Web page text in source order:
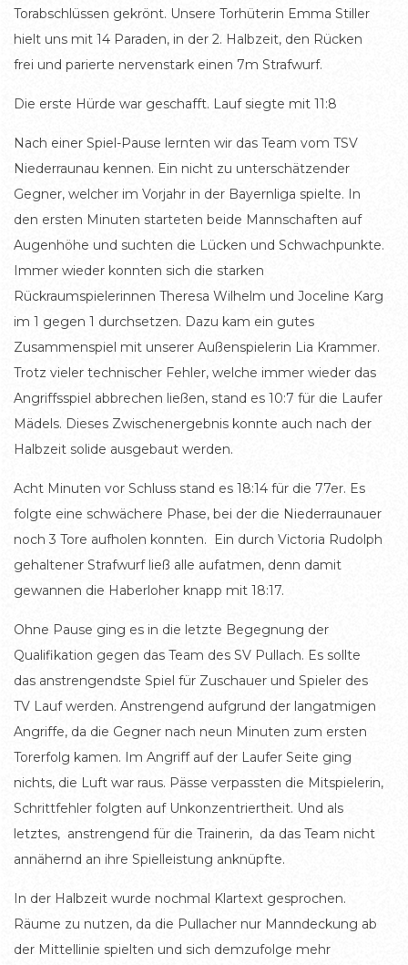
Torabschlüssen gekrönt. Unsere Torhüterin Emma Stiller
hielt uns mit 14 Paraden, in der 2. Halbzeit, den Rücken
frei und parierte nervenstark einen 7m Strafwurf.
Die erste Hürde war geschafft. Lauf siegte mit 11:8
Nach einer Spiel-Pause lernten wir das Team vom TSV
Niederraunau kennen. Ein nicht zu unterschätzender
Gegner, welcher im Vorjahr in der Bayernliga spielte. In
den ersten Minuten starteten beide Mannschaften auf
Augenhöhe und suchten die Lücken und Schwachpunkte.
Immer wieder konnten sich die starken
Rückraumspielerinnen Theresa Wilhelm und Joceline Karg
im 1 gegen 1 durchsetzen. Dazu kam ein gutes
Zusammenspiel mit unserer Außenspielerin Lia Krammer.
Trotz vieler technischer Fehler, welche immer wieder das
Angriffsspiel abbrechen ließen, stand es 10:7 für die Laufer
Mädels. Dieses Zwischenergebnis konnte auch nach der
Halbzeit solide ausgebaut werden.
Acht Minuten vor Schluss stand es 18:14 für die 77er. Es
folgte eine schwächere Phase, bei der die Niederraunauer
noch 3 Tore aufholen konnten. Ein durch Victoria Rudolph
gehaltener Strafwurf ließ alle aufatmen, denn damit
gewannen die Haberloher knapp mit 18:17.
Ohne Pause ging es in die letzte Begegnung der
Qualifikation gegen das Team des SV Pullach. Es sollte
das anstrengendste Spiel für Zuschauer und Spieler des
TV Lauf werden. Anstrengend aufgrund der langatmigen
Angriffe, da die Gegner nach neun Minuten zum ersten
Torerfolg kamen. Im Angriff auf der Laufer Seite ging
nichts, die Luft war raus. Pässe verpassten die Mitspielerin,
Schrittfehler folgten auf Unkonzentriertheit. Und als
letztes, anstrengend für die Trainerin, da das Team nicht
annähernd an ihre Spielleistung anknüpfte.
In der Halbzeit wurde nochmal Klartext gesprochen.
Räume zu nutzen, da die Pullacher nur Manndeckung ab
der Mittellinie spielten und sich demzufolge mehr